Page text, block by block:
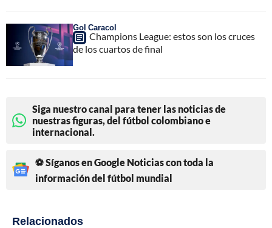
Gol Caracol
Champions League: estos son los cruces
de los cuartos de final
Siga nuestro canal para tener las noticias de
nuestras figuras, del fútbol colombiano e
internacional.
⚽ Síganos en Google Noticias con toda la
información del fútbol mundial
Relacionados